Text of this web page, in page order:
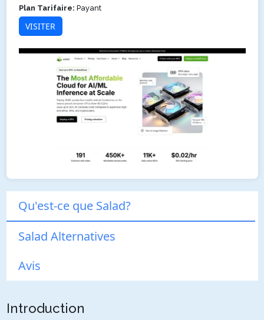
Plan Tarifaire: Payant
VISITER
Qu'est-ce que Salad?
Salad Alternatives
Avis
Introduction